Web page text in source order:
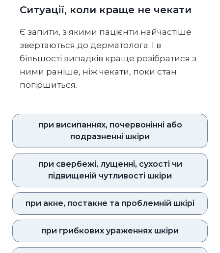
Ситуації, коли краще не чекати
Є запити, з якими пацієнти найчастіше
звертаються до дерматолога. І в
більшості випадків краще розібратися з
ними раніше, ніж чекати, поки стан
погіршиться.
при висипаннях, почервонінні або
подразненні шкіри
при свербежі, лущенні, сухості чи
підвищеній чутливості шкіри
при акне, постакне та проблемній шкірі
при грибкових ураженнях шкіри